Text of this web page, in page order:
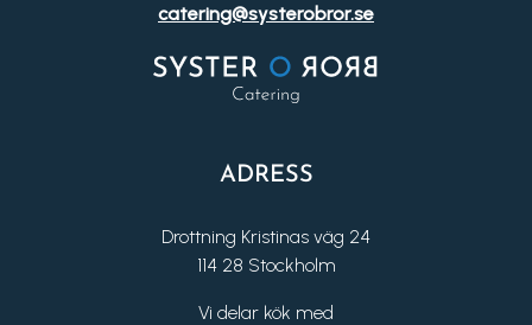
catering@systerobror.se
ADRESS
Drottning Kristinas väg 24
114 28 Stockholm
Vi delar kök med